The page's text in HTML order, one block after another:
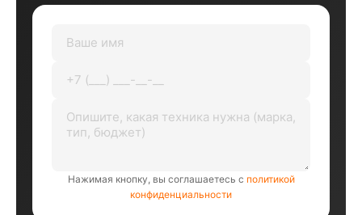
Нажимая кнопку, вы соглашаетесь с политикой
конфиденциальности